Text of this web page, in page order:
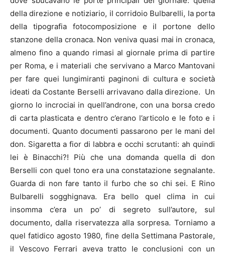
della direzione e notiziario, il corridoio Bulbarelli, la porta
della tipografia fotocomposizione e il portone dello
stanzone della cronaca. Non veniva quasi mai in cronaca,
almeno fino a quando rimasi al giornale prima di partire
per Roma, e i materiali che servivano a Marco Mantovani
per fare quei lungimiranti paginoni di cultura e società
ideati da Costante Berselli arrivavano dalla direzione. Un
giorno lo incrociai in quell’androne, con una borsa credo
di carta plasticata e dentro c’erano l’articolo e le foto e i
documenti. Quanto documenti passarono per le mani del
don. Sigaretta a fior di labbra e occhi scrutanti: ah quindi
lei è Binacchi?! Più che una domanda quella di don
Berselli con quel tono era una constatazione segnalante.
Guarda di non fare tanto il furbo che so chi sei. E Rino
Bulbarelli sogghignava. Era bello quel clima in cui
insomma c’era un po’ di segreto sull’autore, sul
documento, dalla riservatezza alla sorpresa. Torniamo a
quel fatidico agosto 1980, fine della Settimana Pastorale,
il Vescovo Ferrari aveva tratto le conclusioni con un